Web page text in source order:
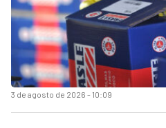
3 de agosto de 2026 - 10:09